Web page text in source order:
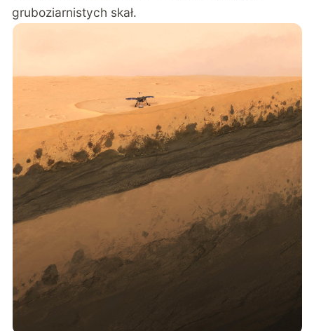
gruboziarnistych skał.